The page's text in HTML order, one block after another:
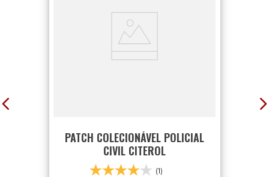
PATCH COLECIONÁVEL POLICIAL
CIVIL CITEROL
(1)